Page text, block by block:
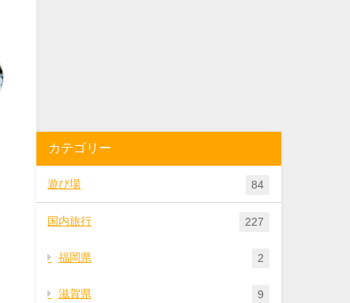
カテゴリー
遊び場 84
国内旅行 227
福岡県 2
滋賀県 9